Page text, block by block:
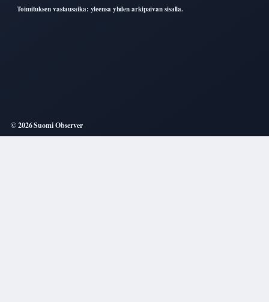
Toimituksen vastausaika: yleensa yhden arkipaivan sisalla.
© 2026 Suomi Observer